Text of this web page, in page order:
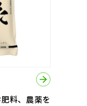
料、農薬を